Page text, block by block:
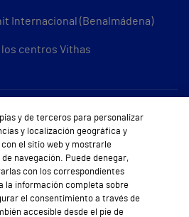
Internacional (Benalmádena)
los centros Vithas
Vithas
somos
en Vithas
Cita Médica
y de terceros para personalizar
y localización geográfica y
el sitio web y mostrarle
navegación. Puede denegar,
con los correspondientes
la información completa sobre
el consentimiento a través de
accesible desde el pie de